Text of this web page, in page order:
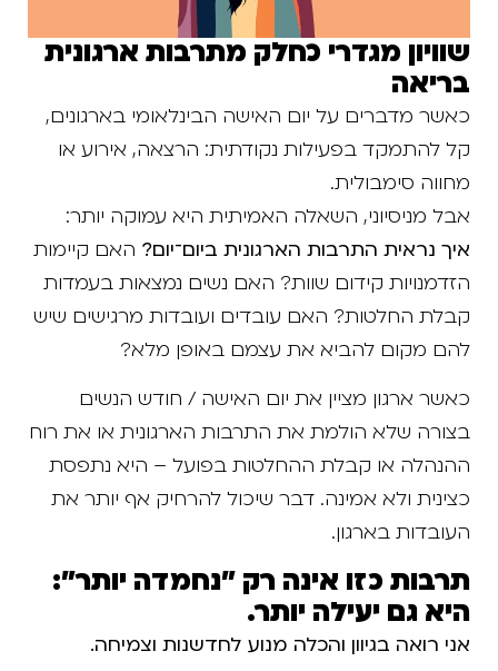
שוויון מגדרי כחלק מתרבות ארגונית
בריאה
כאשר מדברים על יום האישה הבינלאומי בארגונים,
קל להתמקד בפעילות נקודתית: הרצאה, אירוע או
מחווה סימבולית.
אבל מניסיוני, השאלה האמיתית היא עמוקה יותר:
איך נראית התרבות הארגונית ביום־יום?האם קיימות
הזדמנויות קידום שוות? האם נשים נמצאות בעמדות
קבלת החלטות? האם עובדים ועובדות מרגישים שיש
להם מקום להביא את עצמם באופן מלא?
כאשר ארגון מציין את יום האישה / חודש הנשים
בצורה שלא הולמת את התרבות הארגונית או את רוח
ההנהלה או קבלת ההחלטות בפועל – היא נתפסת
כצינית ולא אמינה. דבר שיכול להרחיק אף יותר את
העובדות בארגון.
תרבות כזו אינה רק "נחמדה יותר":
היא גם יעילה יותר.
אני רואה בגיוון והכלה מנוע לחדשנות וצמיחה.